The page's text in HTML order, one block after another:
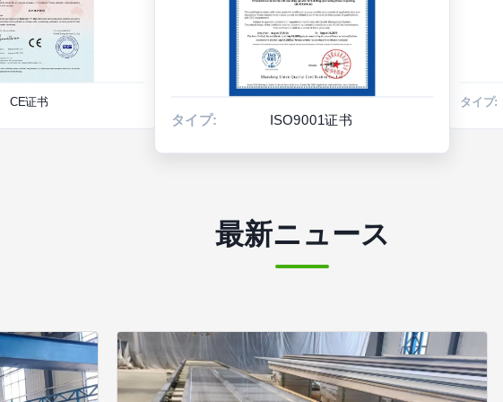
CE证书
タイプ: ISO9001证书
タイプ:
最新ニュース